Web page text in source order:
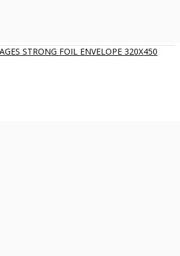
STRONG FOIL ENVELOPE 320X450